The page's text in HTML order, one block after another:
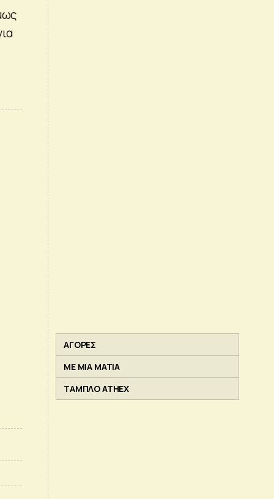
ΑΓΟΡΕΣ
ΜΕ ΜΙΑ ΜΑΤΙΑ
ΤΑΜΠΛΟ ATHEX